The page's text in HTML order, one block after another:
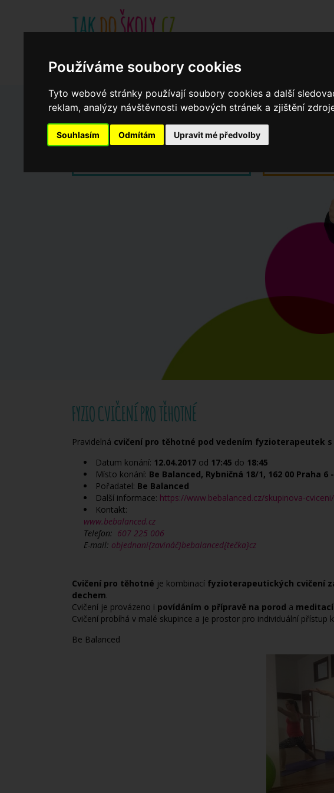
Používáme soubory cookies
Tyto webové stránky používají soubory cookies a další
reklam, analýzy návštěvnosti webových stránek a zjištění
Souhlasím Odmítám Upravit mé předvolby
Když potřebujete pomoci
Ročenka
cookies
Zápisy do ZŠ 2026/27 Výroční
FYZIO CVIČENÍ PRO TĚHOTNÉ
Pravidelná cvičení pro těhotné pod vedením fyzioterapeutek
Datum konání: 12.04.2017 od 17:45 do 18:45
Místo konání: Be Balanced, Rybničná 18/1, 162 00 Praha
Pořadatel: Be Balanced
Další informace: https://www.bebalanced.cz/skupinova-cviceni/
Kontakt:
www.bebalanced.cz
Telefon: 607 225 006
E-mail: objednani{zavináč}bebalanced{tečka}cz
Cvičení pro těhotné je kombinací fyzioterapeutických cvičení
dechem.
Cvičení je provázeno i povídáním o přípravě na porod a meditací
Cvičení probíhá v malé skupince a je prostor pro individuální přístup
Be Balanced